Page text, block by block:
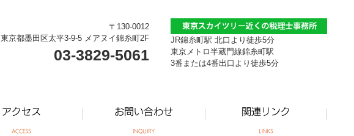
〒130-0012
東京都墨田区太平3-9-5 メアヌイ錦糸町2F
03-3829-5061
JR錦糸町駅 北口より徒歩5分
東京メトロ半蔵門線錦糸町駅
3番または4番出口より徒歩5分